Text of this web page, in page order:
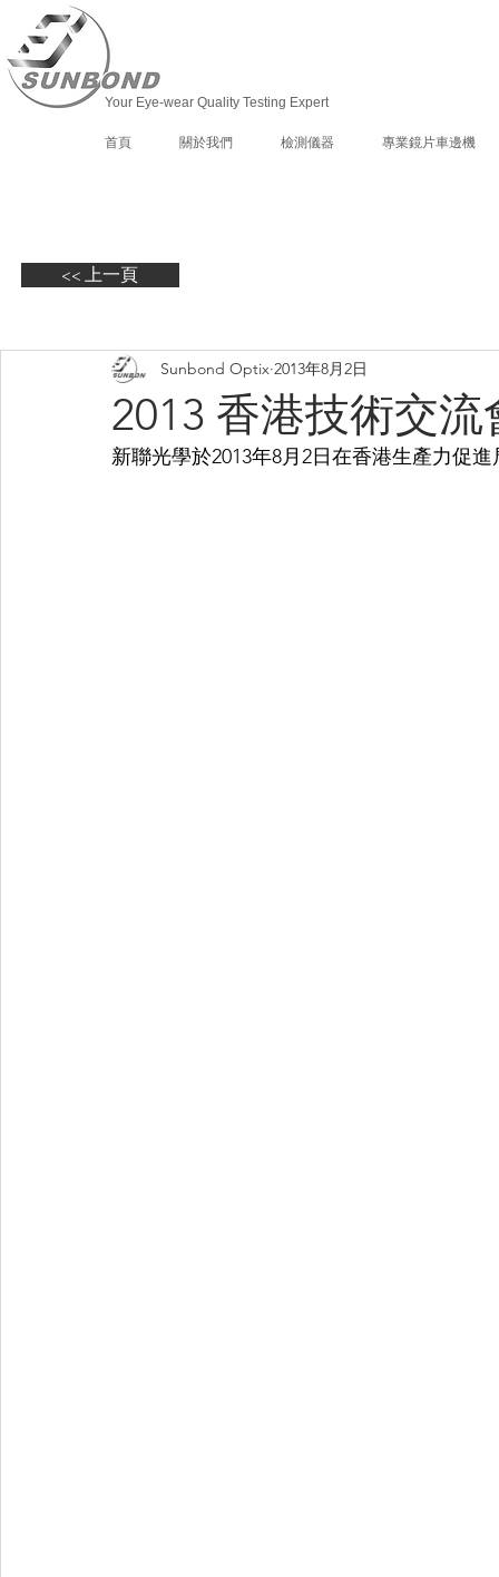
Your Eye-wear Quality Testing Expert
首頁 關於我們 檢測儀器 專業鏡片車邊機
2013 香港技術交流
Sunbond Optix 2013年8月2日
新聯光學於2013年8月2日在香港生產力促
<< 上一頁